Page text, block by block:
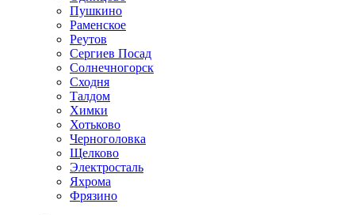
Пушкино
Раменское
Реутов
Сергиев Посад
Солнечногорск
Сходня
Талдом
Химки
Хотьково
Черноголовка
Щелково
Электросталь
Яхрома
Фрязино